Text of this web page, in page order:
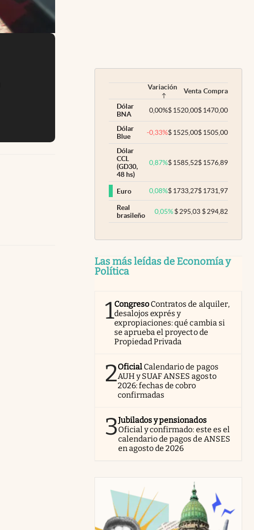
Variación Venta Compra
Dólar
BNA
0,00%$1520,00$1470,00
Dólar
Blue
-0,33%$1525,00$1505,00
Dólar
CCL
(GD30,
48 hs)
0,87%$1585,52$1576,89
Euro 0,08%$1733,27$1731,97
Real
brasileño
0,05% $295,03 $294,82
Las más leídas de Economía y
Política
1Congreso Contratos de alquiler,
desalojos exprés y
expropiaciones: qué cambia si
se aprueba el proyecto de
Propiedad Privada
2Oficial Calendario de pagos
AUH y SUAF ANSES agosto
2026: fechas de cobro
confirmadas
3Jubilados y pensionados
Oficial y confirmado: este es el
calendario de pagos de ANSES
en agosto de 2026